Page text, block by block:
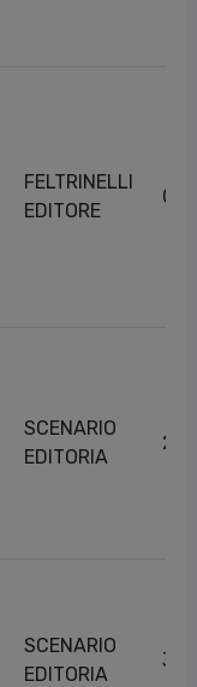
FELTRINELLI
EDITORE
SCENARIO
EDITORIA
SCENARIO
EDITORIA
31/